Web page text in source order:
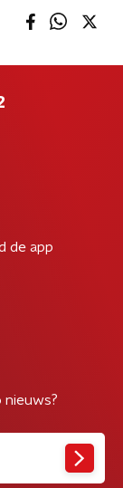
de app